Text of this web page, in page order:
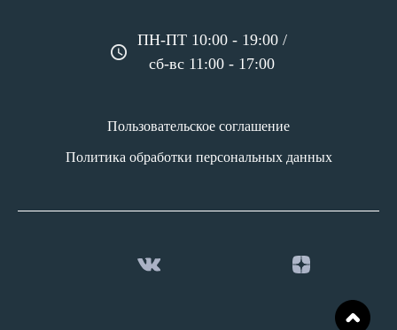
ПН-ПТ 10:00 - 19:00 /
сб-вс 11:00 - 17:00
Пользовательское соглашение
Политика обработки персональных данных